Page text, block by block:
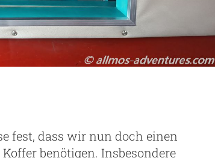
fest, dass wir nun doch einen
benötigen. Insbesondere